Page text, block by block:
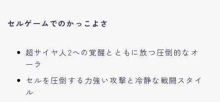
セルゲームでのかっこよさ
超サイヤ人2への覚醒とともに放つ圧倒的なオ
ーラ
セルを圧倒する力強い攻撃と冷静な戦闘スタイ
ル